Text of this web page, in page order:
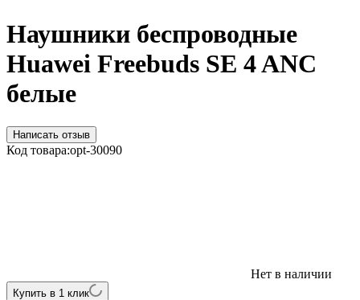
Наушники беспроводные
Huawei Freebuds SE 4 ANC
белые
Написать отзыв
Код товара:opt-30090
Нет в наличии
Купить в 1 клик